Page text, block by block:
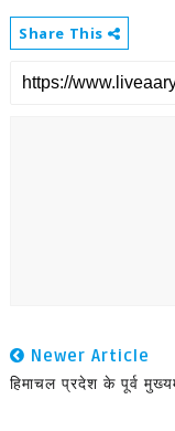
Share This
Newer Article
हिमाचल प्रदेश के पूर्व